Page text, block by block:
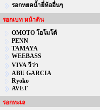
รอกหยดน้ำยี่ห้ออื่นๆ
รอกเบท หน้าดิน
OMOTO โอโมโต้
PENN
TAMAYA
WEEBASS
VIVA วีว่า
ABU GARCIA
Ryoko
AVET
รอกทะเล